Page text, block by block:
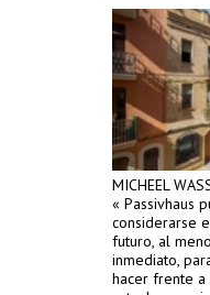
MICHEEL
« Passivhaus
considerarse
futuro, al
inmediato,
hacer frente a